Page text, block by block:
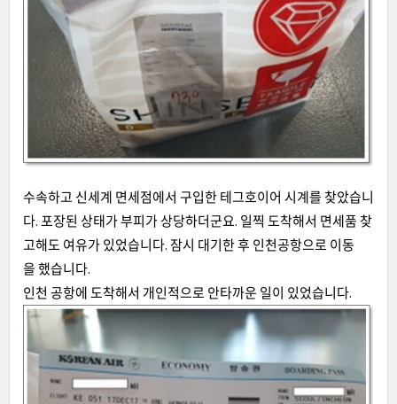
수속하고 신세계 면세점에서 구입한 테그호이어 시계를 찾았습니
다. 포장된 상태가 부피가 상당하더군요. 일찍 도착해서 면세품 찾
고해도 여유가 있었습니다. 잠시 대기한 후 인천공항으로 이동
을 했습니다.
인천 공항에 도착해서 개인적으로 안타까운 일이 있었습니다.